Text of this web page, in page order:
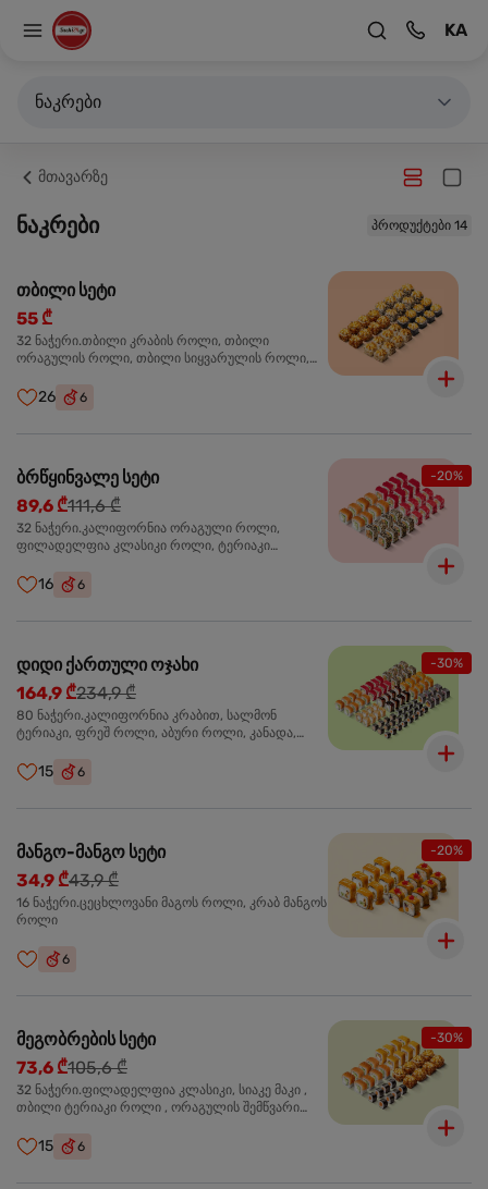
KA
ნაკრები
მთავარზე
ნაკრები პროდუქტები 14
თბილი სეტი
55 ₾
32 ნაჭერი.თბილი კრაბის როლი, თბილი
ორაგულის როლი, თბილი სიყვარულის როლი,
26 6
-20%
ბრწყინვალე სეტი
89,6 ₾111,6 ₾
32 ნაჭერი.კალიფორნია ორაგული როლი,
ფილადელფია კლასიკი როლი, ტერიაკი
16 6
-30%
დიდი ქართული ოჯახი
164,9 ₾234,9 ₾
80 ნაჭერი.კალიფორნია კრაბით, სალმონ
ტერიაკი, ფრეშ როლი, აბური როლი, კანადა,
ფილადელფია კლასიკი
15 6
-20%
მანგო-მანგო სეტი
34,9 ₾43,9 ₾
16 ნაჭერი.ცეცხლოვანი მაგოს როლი, კრაბ მანგოს
როლი
6
-30%
მეგობრების სეტი
73,6 ₾105,6 ₾
32 ნაჭერი.ფილადელფია კლასიკი, სიაკე მაკი ,
თბილი ტერიაკი როლი , ორაგულის შემწვარი
15 6